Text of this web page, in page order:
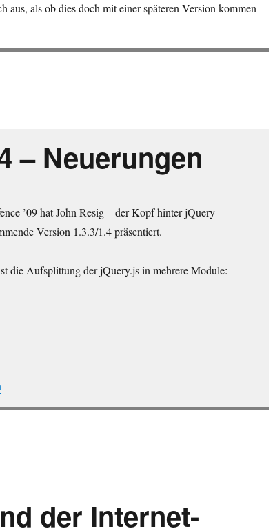
aus, als ob dies doch mit einer späteren Version kommen
Alpha verfügbar“
– Neuerungen
’09 hat John Resig – der Kopf hinter jQuery –
Version 1.3.3/1.4 präsentiert.
die Aufsplittung der jQuery.js in mehrere Module:
und 1.4 – Neuerungen“
der Internet-